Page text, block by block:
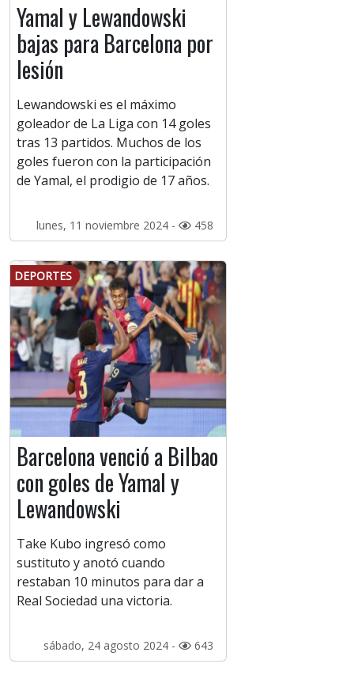
Yamal y Lewandowski
bajas para Barcelona por
lesión
Lewandowski es el máximo
goleador de La Liga con 14 goles
tras 13 partidos. Muchos de los
goles fueron con la participación
de Yamal, el prodigio de 17 años.
lunes, 11 noviembre 2024 - 458
DEPORTES
Barcelona venció a Bilbao
con goles de Yamal y
Lewandowski
Take Kubo ingresó como
sustituto y anotó cuando
restaban 10 minutos para dar a
Real Sociedad una victoria.
sábado, 24 agosto 2024 - 643